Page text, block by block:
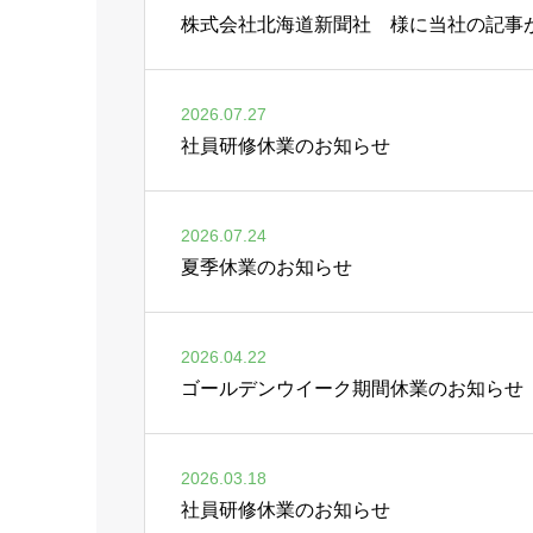
株式会社北海道新聞社 様に当社の記事
2026.07.27
社員研修休業のお知らせ
2026.07.24
夏季休業のお知らせ
2026.04.22
ゴールデンウイーク期間休業のお知らせ
2026.03.18
社員研修休業のお知らせ